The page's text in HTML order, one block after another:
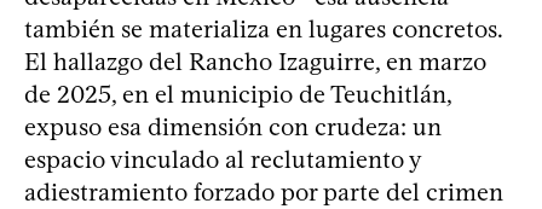
también se materializa en lugares concretos.
El hallazgo del Rancho Izaguirre, en marzo
de 2025, en el municipio de Teuchitlán,
expuso esa dimensión con crudeza: un
espacio vinculado al reclutamiento y
adiestramiento forzado por parte del crimen